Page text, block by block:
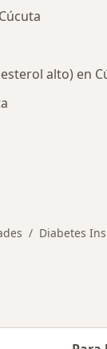
alto) en
Diabetes